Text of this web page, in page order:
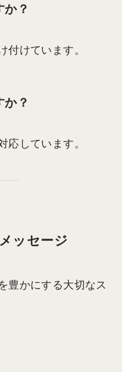
か？
付けています。
か？
応しています。
ッセージ
豊かにする大切なス